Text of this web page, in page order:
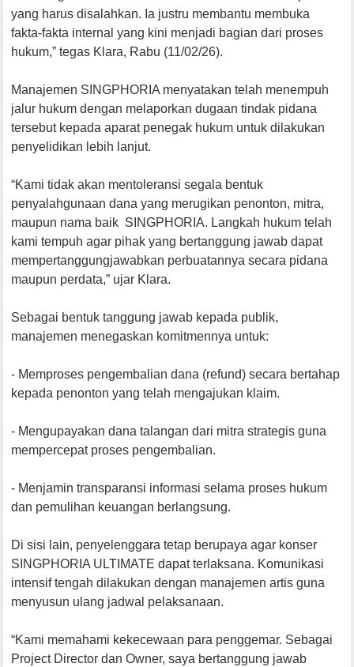
yang harus disalahkan. Ia justru membantu membuka
fakta-fakta internal yang kini menjadi bagian dari proses
hukum,” tegas Klara, Rabu (11/02/26).
Manajemen SINGPHORIA menyatakan telah menempuh
jalur hukum dengan melaporkan dugaan tindak pidana
tersebut kepada aparat penegak hukum untuk dilakukan
penyelidikan lebih lanjut.
“Kami tidak akan mentoleransi segala bentuk
penyalahgunaan dana yang merugikan penonton, mitra,
maupun nama baik SINGPHORIA. Langkah hukum telah
kami tempuh agar pihak yang bertanggung jawab dapat
mempertanggungjawabkan perbuatannya secara pidana
maupun perdata,” ujar Klara.
Sebagai bentuk tanggung jawab kepada publik,
manajemen menegaskan komitmennya untuk:
- Memproses pengembalian dana (refund) secara bertahap
kepada penonton yang telah mengajukan klaim.
- Mengupayakan dana talangan dari mitra strategis guna
mempercepat proses pengembalian.
- Menjamin transparansi informasi selama proses hukum
dan pemulihan keuangan berlangsung.
Di sisi lain, penyelenggara tetap berupaya agar konser
SINGPHORIA ULTIMATE dapat terlaksana. Komunikasi
intensif tengah dilakukan dengan manajemen artis guna
menyusun ulang jadwal pelaksanaan.
“Kami memahami kekecewaan para penggemar. Sebagai
Project Director dan Owner, saya bertanggung jawab